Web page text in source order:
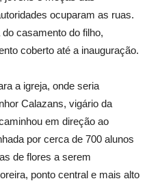
ocuparam as ruas.
casamento do filho,
coberto até a inauguração.
a igreja, onde seria
Calazans, vigário da
em direção ao
por cerca de 700 alunos
de flores a serem
ponto central e mais alto